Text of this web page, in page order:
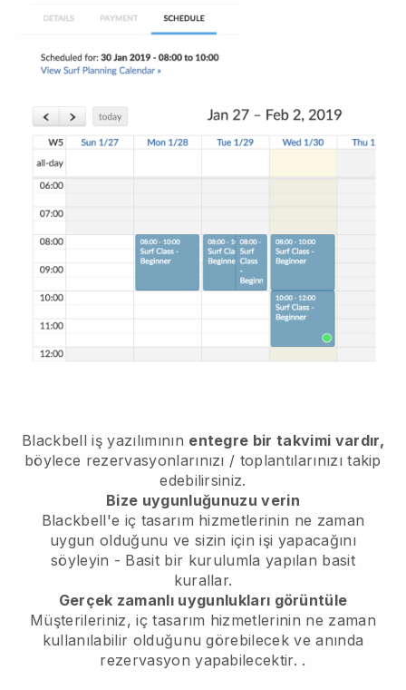
Blackbell iş yazılımının entegre bir takvimi vardır,
böylece rezervasyonlarınızı / toplantılarınızı takip
edebilirsiniz.
Bize uygunluğunuzu verin
Blackbell'e iç tasarım hizmetlerinin ne zaman
uygun olduğunu ve sizin için işi yapacağını
söyleyin - Basit bir kurulumla yapılan basit
kurallar.
Gerçek zamanlı uygunlukları görüntüle
Müşterileriniz, iç tasarım hizmetlerinin ne zaman
kullanılabilir olduğunu görebilecek ve anında
rezervasyon yapabilecektir. .